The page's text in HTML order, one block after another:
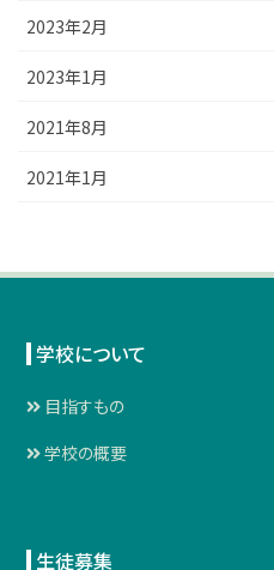
2023年2月
2023年1月
2021年8月
2021年1月
学校について
目指すもの
学校の概要
生徒募集